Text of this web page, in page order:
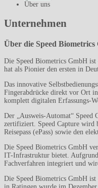
Über uns
Unternehmen
Über die Speed Biometrics
Die Speed Biometrics GmbH
hat als Pionier den ersten in
Das innovative
Fingerabdrücke direkt vor Ort
komplett digitalen Erfassungs-
Der „Ausweis-Automat“
zertifiziert. Speed Capture wird
Reisepass (ePass) sowie den
Die Speed Biometrics GmbH
IT-Infrastruktur bietet. Aufgrund
Fachverfahren integriert und
Die Speed Biometrics GmbH